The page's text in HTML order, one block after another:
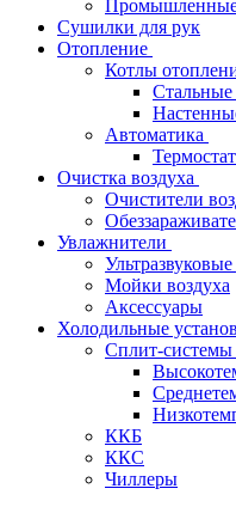
Сушилки для рук
Отопление
Котлы
Стальные
Автоматика
Очистка воздуха
Очистители
Увлажнители
Мойки воздуха
Аксессуары
Холодильные
Сплит-системы
ККБ
ККС
Чиллеры